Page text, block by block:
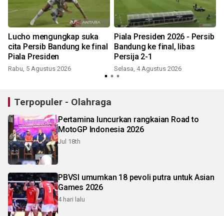
Lucho mengungkap suka
cita Persib Bandung ke final
Piala Presiden
Rabu, 5 Agustus 2026
Piala Presiden 2026 - Persib
Bandung ke final, libas
Persija 2-1
Selasa, 4 Agustus 2026
Terpopuler - Olahraga
Pertamina luncurkan rangkaian Road to
MotoGP Indonesia 2026
Jul 18th
PBVSI umumkan 18 pevoli putra untuk Asian
Games 2026
4 hari lalu